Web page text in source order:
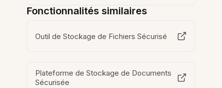
Fonctionnalités similaires
Outil de Stockage de Fichiers Sécurisé
Plateforme de Stockage de Documents
Sécurisée